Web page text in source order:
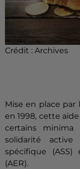
Crédit : Archives
Mise en place
en 1998, cette
certains minima
solidarité active
spécifique
(AER).